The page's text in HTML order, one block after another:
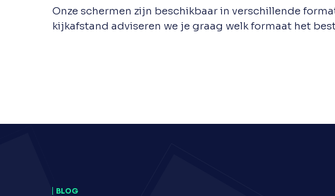
Onze schermen zijn beschikbaar in verschillende
kijkafstand adviseren we je graag welk formaat het
BLOG